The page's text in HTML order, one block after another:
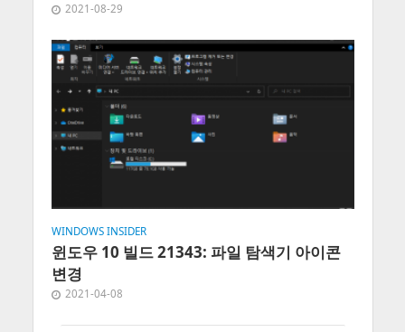
2021-08-29
WINDOWS INSIDER
윈도우 10 빌드 21343: 파일 탐색기 아이콘
변경
2021-04-08